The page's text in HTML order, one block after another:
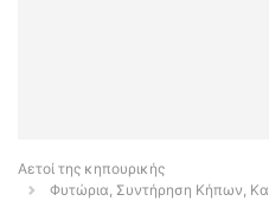
Αετοί της κηπουρικής
Φυτώρια, Συντήρηση Κήπων,